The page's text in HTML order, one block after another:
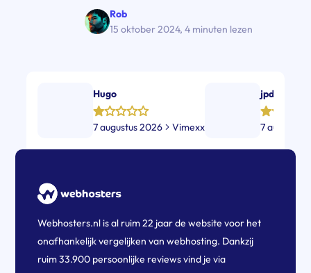
Rob
15 oktober 2024,4 minuten lezen
Hugo
7 augustus 2026 Vimexx
jpd
7 augustus
Webhosters.nl is al ruim 22 jaar de website voor het
onafhankelijk vergelijken van webhosting. Dankzij
ruim 33.900 persoonlijke reviews vind je via